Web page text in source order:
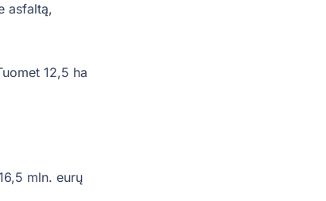
asfaltą,
12,5 ha
mln. eurų